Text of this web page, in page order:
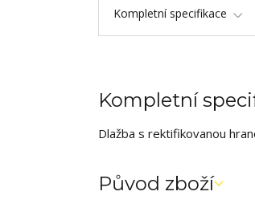
Kompletní specifikace
Kompletní
Dlažba s rektifikovanou
Původ zboží